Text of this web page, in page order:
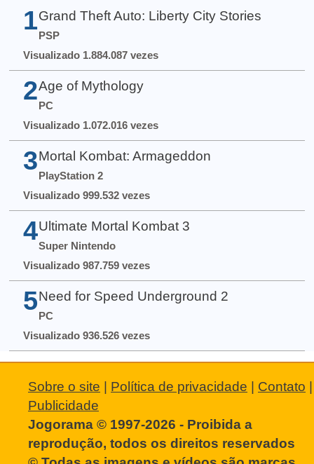
1 Grand Theft Auto: Liberty City Stories
PSP
Visualizado 1.884.087 vezes
2 Age of Mythology
PC
Visualizado 1.072.016 vezes
3 Mortal Kombat: Armageddon
PlayStation 2
Visualizado 999.532 vezes
4 Ultimate Mortal Kombat 3
Super Nintendo
Visualizado 987.759 vezes
5 Need for Speed Underground 2
PC
Visualizado 936.526 vezes
Sobre o site | Política de privacidade | Contato |
Publicidade
Jogorama © 1997-2026 - Proibida a
reprodução, todos os direitos reservados